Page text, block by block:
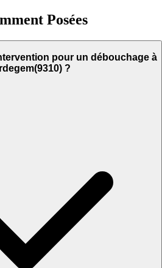
Posées
pour un débouchage à
?